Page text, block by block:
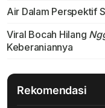
Air Dalam Perspektif
Viral Bocah Hilang
Keberaniannya
Rekomendasi